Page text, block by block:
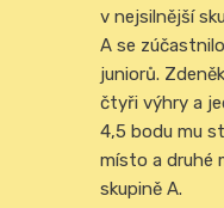
v nejsilnější
A se
juniorů.
čtyři výhry a
4,5 bodu mu
místo a druhé
skupině A.